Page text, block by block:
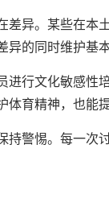
异。某些在本
的同时维护基
行文化敏感性
育精神，也能
持警惕。每一次